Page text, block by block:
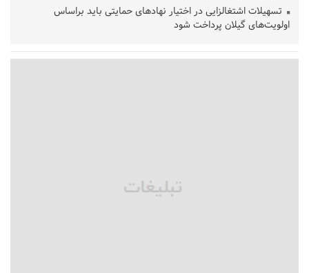
تسهیلات اشتغالزایی در اختیار نهادهای حمایتی باید براساس
اولویت‌های گیلان پرداخت شود
قلعه‌نویی مشخص شد